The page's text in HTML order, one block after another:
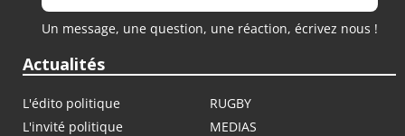
Un message, une question, une réaction, écrivez nous !
Actualités
L'édito politique
RUGBY
L'invité politique
MEDIAS